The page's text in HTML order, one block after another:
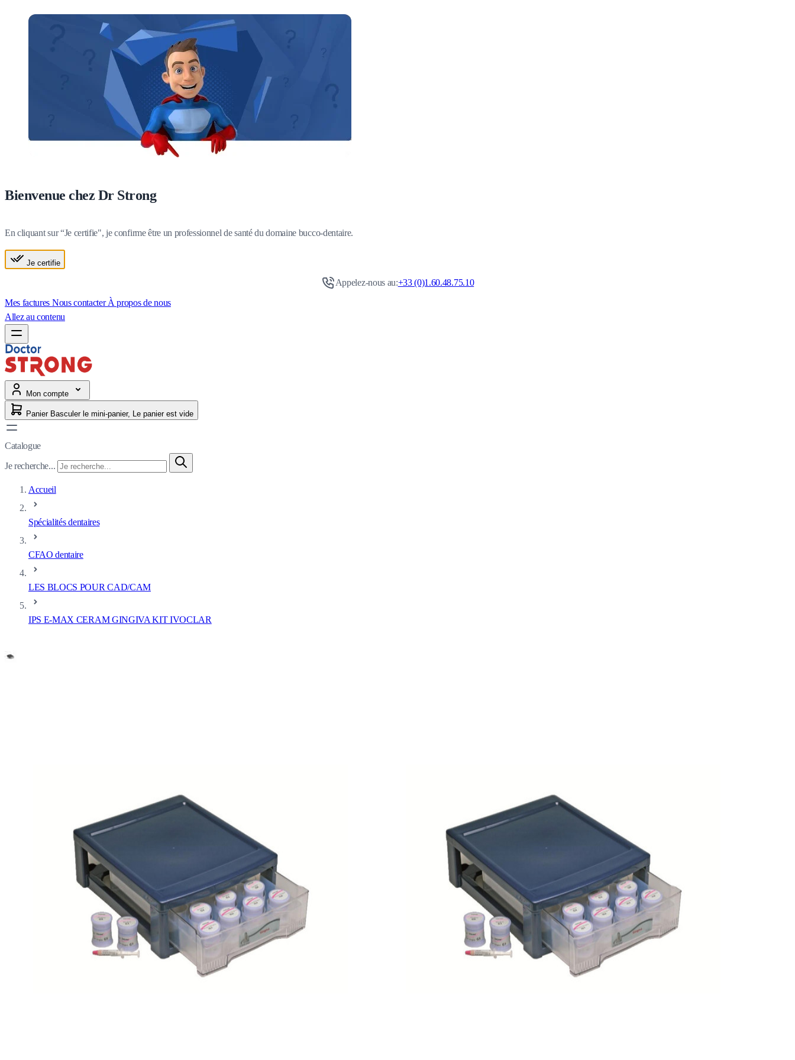
Bienvenue chez Dr Strong
En cliquant sur “Je certifie", je confirme être un professionnel de santé du domaine bucco-dentaire.
Je certifie
Appelez-nous au:+33 (0)1.60.48.75.10
Mes factures Nous contacterÀ propos de nous
Allez au contenu
Mon compte
Panier Basculer le mini-panier, Le panier est vide
Catalogue
Je recherche...
Accueil
Spécialités dentaires
CFAO dentaire
LES BLOCS POUR CAD/CAM
IPS E-MAX CERAM GINGIVA KIT IVOCLAR